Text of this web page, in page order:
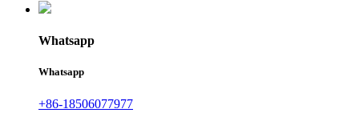
Whatsapp
Whatsapp
+86-18506077977